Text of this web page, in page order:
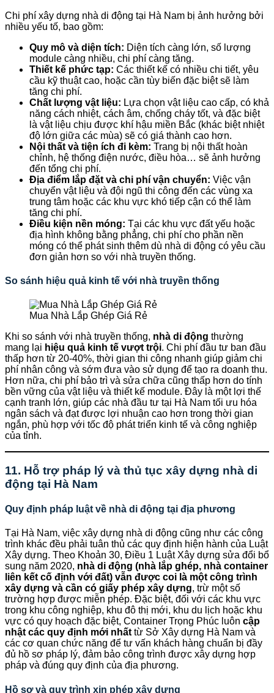
Chi phí xây dựng nhà di động tại Hà Nam bị ảnh hưởng bởi
nhiều yếu tố, bao gồm:
Quy mô và diện tích: Diện tích càng lớn, số lượng
module càng nhiều, chi phí càng tăng.
Thiết kế phức tạp: Các thiết kế có nhiều chi tiết, yêu
cầu kỹ thuật cao, hoặc cần tùy biến đặc biệt sẽ làm
tăng chi phí.
Chất lượng vật liệu: Lựa chọn vật liệu cao cấp, có khả
năng cách nhiệt, cách âm, chống cháy tốt, và đặc biệt
là vật liệu chịu được khí hậu miền Bắc (khác biệt nhiệt
độ lớn giữa các mùa) sẽ có giá thành cao hơn.
Nội thất và tiện ích đi kèm: Trang bị nội thất hoàn
chỉnh, hệ thống điện nước, điều hòa… sẽ ảnh hưởng
đến tổng chi phí.
Địa điểm lắp đặt và chi phí vận chuyển: Việc vận
chuyển vật liệu và đội ngũ thi công đến các vùng xa
trung tâm hoặc các khu vực khó tiếp cận có thể làm
tăng chi phí.
Điều kiện nền móng: Tại các khu vực đất yếu hoặc
địa hình không bằng phẳng, chi phí cho phần nền
móng có thể phát sinh thêm dù nhà di động có yêu cầu
đơn giản hơn so với nhà truyền thống.
So sánh hiệu quả kinh tế với nhà truyền thống
Mua Nhà Lắp Ghép Giá Rẻ
Khi so sánh với nhà truyền thống, nhà di động thường
mang lại hiệu quả kinh tế vượt trội. Chi phí đầu tư ban đầu
thấp hơn từ 20-40%, thời gian thi công nhanh giúp giảm chi
phí nhân công và sớm đưa vào sử dụng để tạo ra doanh thu.
Hơn nữa, chi phí bảo trì và sửa chữa cũng thấp hơn do tính
bền vững của vật liệu và thiết kế module. Đây là một lợi thế
cạnh tranh lớn, giúp các nhà đầu tư tại Hà Nam tối ưu hóa
ngân sách và đạt được lợi nhuận cao hơn trong thời gian
ngắn, phù hợp với tốc độ phát triển kinh tế và công nghiệp
của tỉnh.
11. Hỗ trợ pháp lý và thủ tục xây dựng nhà di
động tại Hà Nam
Quy định pháp luật về nhà di động tại địa phương
Tại Hà Nam, việc xây dựng nhà di động cũng như các công
trình khác đều phải tuân thủ các quy định hiện hành của Luật
Xây dựng. Theo Khoản 30, Điều 1 Luật Xây dựng sửa đổi bổ
sung năm 2020, nhà di động (nhà lắp ghép, nhà container
liên kết cố định với đất) vẫn được coi là một công trình
xây dựng và cần có giấy phép xây dựng, trừ một số
trường hợp được miễn phép. Đặc biệt, đối với các khu vực
trong khu công nghiệp, khu đô thị mới, khu du lịch hoặc khu
vực có quy hoạch đặc biệt, Container Trọng Phúc luôn cập
nhật các quy định mới nhấttừ Sở Xây dựng Hà Nam và
các cơ quan chức năng để tư vấn khách hàng chuẩn bị đầy
đủ hồ sơ pháp lý, đảm bảo công trình được xây dựng hợp
pháp và đúng quy định của địa phương.
Hồ sơ và quy trình xin phép xây dựng